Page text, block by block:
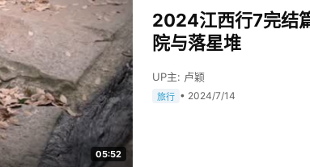
05:52
2024江西行7完结
院与落星堆
UP主: 卢颖
旅行 • 2024/7/14